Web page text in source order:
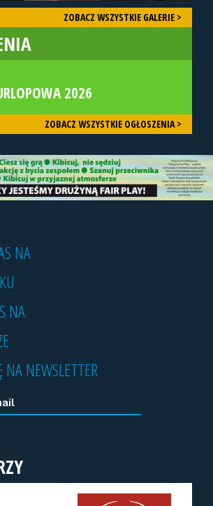
ZOBACZ WSZYSTKIE GALERIE >
2026
ZOBACZ WSZYSTKIE OGŁOSZENIA >
NA
NA
NA NEWSLETTER